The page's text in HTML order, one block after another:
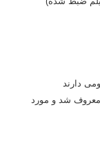
دارند
معروف شد و مورد